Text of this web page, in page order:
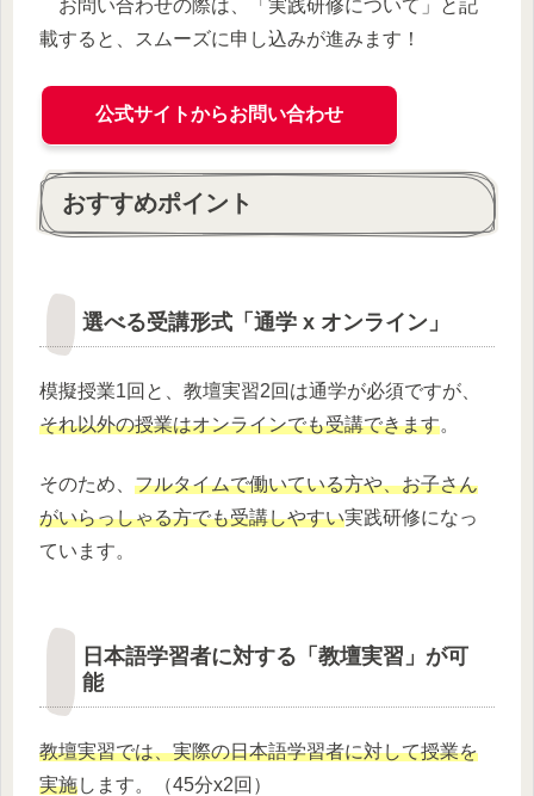
お問い合わせの際は、「実践研修について」と記
載すると、スムーズに申し込みが進みます！
公式サイトからお問い合わせ
おすすめポイント
選べる受講形式「通学 x オンライン」
模擬授業1回と、教壇実習2回は通学が必須ですが、
それ以外の授業はオンラインでも受講できます。
そのため、 フルタイムで働いている方や、お子さん
がいらっしゃる方でも受講しやすい実践研修になっ
ています。
日本語学習者に対する「教壇実習」が可
能
教壇実習では、実際の日本語学習者に対して授業を
実施します。（45分x2回）